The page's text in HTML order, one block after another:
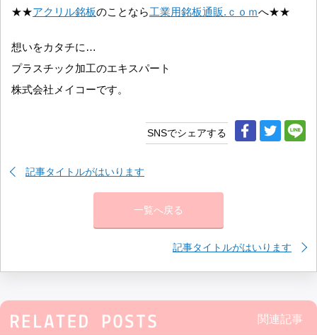
★★アクリル銘板のことなら工業用銘板通販.ｃｏｍへ★★
想いをカタチに…
プラスチック加工のエキスパート
株式会社メイコーです。
SNSでシェアする
記事タイトルがはいります
一覧へ戻る
記事タイトルがはいります
関連記事